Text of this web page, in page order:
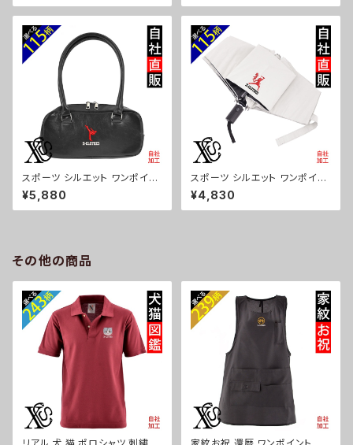
ース メンズ おしゃれ 雑貨 グッ
部活 野球 サッカー バスケ テニ
ス 和太鼓 大相撲 ori-a-bg17
9-b08-s
軽い おしゃれ 雑貨 グッズ 自社
野球 サッカー バスケ テニス 和
太鼓 大相撲 ori-a-bg178-b0
8-s
スポーツ シルエット ワンポイン
ト 刺繍上品なシボ感 横長ショル
ダーバッグ レディース ミニボス
トン 軽量 雑貨 グッズ 自社ブラ
¥5,880
スポーツ シルエット ワンポイン
ト 刺繍【形状記憶+自動開閉】
折りたたみ傘 レディース メンズ
55cm 晴雨兼用 UVカット99.
¥4,830
その他の商品